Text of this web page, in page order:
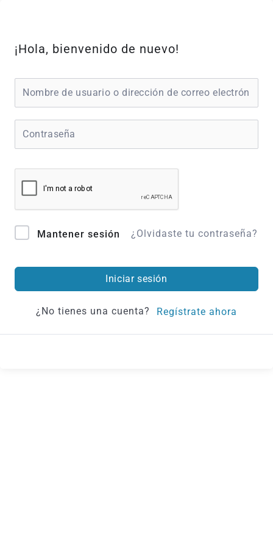
contenido
¡Hola, bienvenido de nuevo!
Mantener sesión ¿Olvidaste tu contraseña?
Iniciar sesión
¿No tienes una cuenta? Regístrate ahora